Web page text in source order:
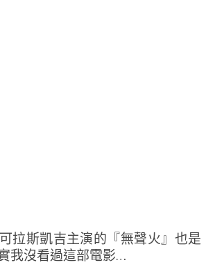
拉斯凱吉主演的『無聲火』也是
我沒看過這部電影…